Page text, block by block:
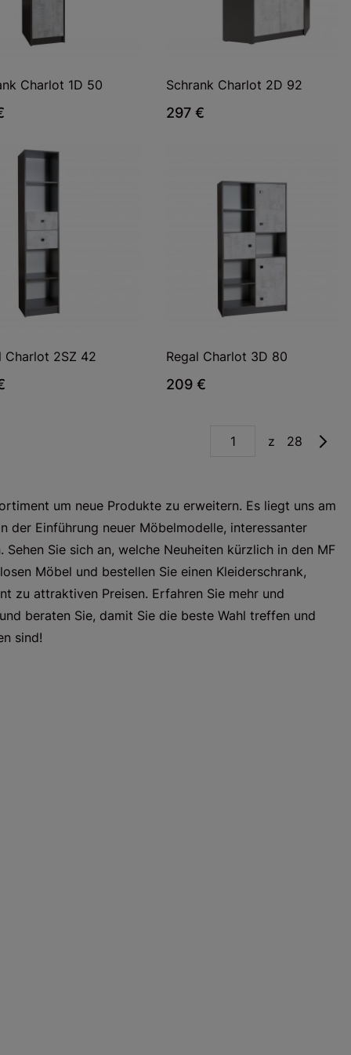
Charlot 1D 50 Schrank Charlot 2D 92
297 €
Charlot 2SZ 42 Regal Charlot 3D 80
209 €
z 28
um neue Produkte zu erweitern. Es liegt uns am
der Einführung neuer Möbelmodelle, interessanter
Sie sich an, welche Neuheiten kürzlich in den MF
Möbel und bestellen Sie einen Kleiderschrank,
zu attraktiven Preisen. Erfahren Sie mehr und
beraten Sie, damit Sie die beste Wahl treffen und
sind!